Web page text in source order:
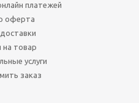
платежей
оферта
на товар
услуги
заказ